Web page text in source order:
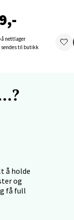
nettlager
sendes til butikk
å holde
og
få full